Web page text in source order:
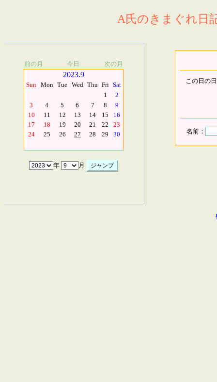
A氏のきまぐれ日
前の月 今日 次の月
2023.9
Sun Mon Tue Wed Thu Fri Sat
1
2
3
4 5 6 7 8
9
10
11 12 13 14 15
16
17
18 19 20 21 22
23
24
25 26 27 28 29 30
年 月
この日の
名前：